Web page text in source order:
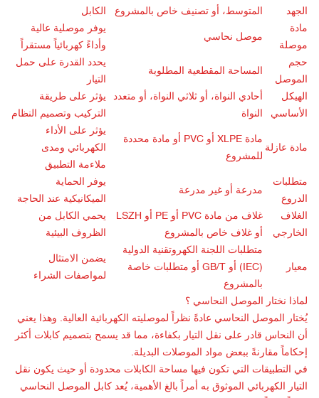
الجهد
المتوسط، أو تصنيف خاص بالمشروع
الكابل
مادة
موصلة
موصل نحاسي
يوفر موصلية عالية
وأداءً كهربائياً مستقراً
حجم
الموصل
المساحة المقطعية المطلوبة
يحدد القدرة على حمل
التيار
الهيكل
الأساسي
أحادي النواة، أو ثلاثي النواة، أو متعدد
النواة
يؤثر على طريقة
التركيب وتصميم النظام
مادة عازلة
مادة XLPE أو PVC أو مادة محددة
للمشروع
يؤثر على الأداء
الكهربائي ومدى
ملاءمة التطبيق
متطلبات
الدروع
مدرعة أو غير مدرعة
يوفر الحماية
الميكانيكية عند الحاجة
الغلاف
الخارجي
غلاف من مادة PVC أو PE أو LSZH
أو غلاف خاص بالمشروع
يحمي الكابل من
الظروف البيئية
معيار
متطلبات اللجنة الكهروتقنية الدولية
(IEC) أو GB/T أو متطلبات خاصة
بالمشروع
يضمن الامتثال
لمواصفات الشراء
لماذا نختار الموصل النحاسي ؟
يُختار الموصل النحاسي عادةً نظراً لموصليته الكهربائية العالية. وهذا يعني
أن النحاس قادر على نقل التيار بكفاءة، مما قد يسمح بتصميم كابلات أكثر
إحكاماً مقارنةً ببعض مواد الموصلات البديلة.
في التطبيقات التي تكون فيها مساحة الكابلات محدودة أو حيث يكون نقل
التيار الكهربائي الموثوق به أمراً بالغ الأهمية، يُعد كابل الموصل النحاسي